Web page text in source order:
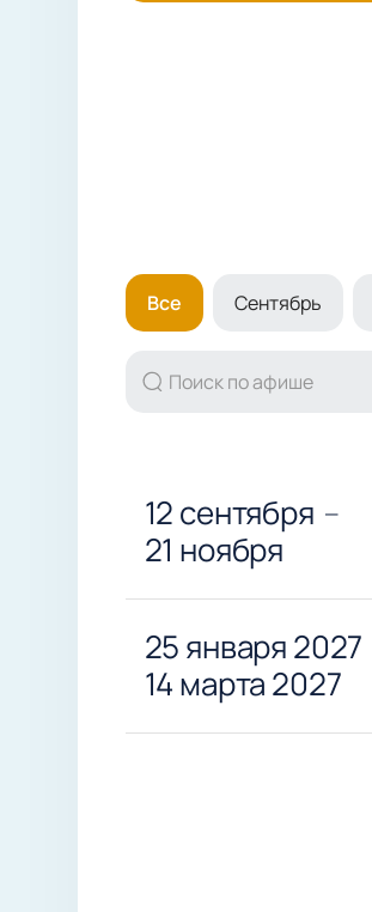
Все Сентябрь
12 сентября —
21 ноября
25 января 2027
14 марта 2027